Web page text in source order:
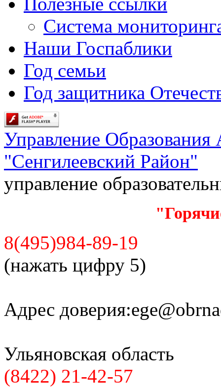
Система
Наши Госпаблики
Год семьи
Год защитника
Управление
"Сенгилеевский Район"
управление
8(495)984-89-19
(нажать цифру 5)
Адрес доверия:
Ульяновская область
(8422) 21-42-57